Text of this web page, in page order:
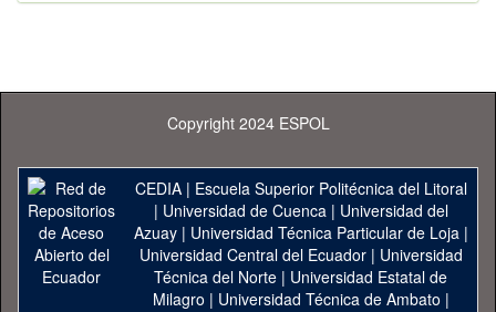
Copyright 2024 ESPOL
CEDIA| Escuela Superior Politécnica del Litoral
| Universidad de Cuenca| Universidad del
Azuay| Universidad Técnica Particular de Loja|
Universidad Central del Ecuador| Universidad
Técnica del Norte | Universidad Estatal de
Milagro | Universidad Técnica de Ambato |